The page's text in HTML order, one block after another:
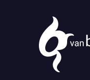
Theater
vanBeresteyn